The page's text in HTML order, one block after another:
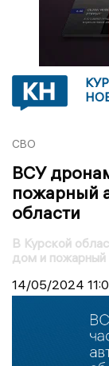
СВО
ВСУ
пожарный
области
В Курской
дом и пожарный
14/05/2024